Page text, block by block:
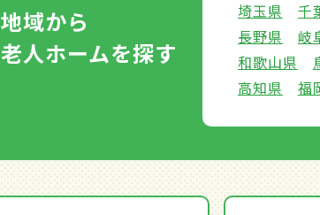
地域から
老人ホームを探す
埼玉県
千
長野県
岐
和歌山県
高知県
福